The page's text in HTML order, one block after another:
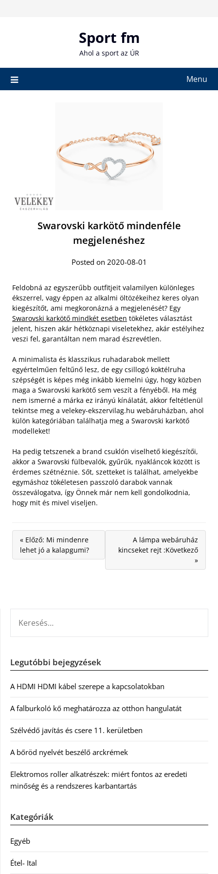
Sport fm
Ahol a sport az ÚR
Menu
Swarovski karkötő mindenféle
megjelenéshez
Posted on 2020-08-01
Feldobná az egyszerűbb outfitjeit valamilyen különleges
ékszerrel, vagy éppen az alkalmi öltözékeihez keres olyan
kiegészítőt, ami megkoronázná a megjelenését? Egy
Swarovski karkötő mindkét esetben tökéletes választást
jelent, hiszen akár hétköznapi viseletekhez, akár estélyihez
veszi fel, garantáltan nem marad észrevétlen.
A minimalista és klasszikus ruhadarabok mellett
egyértelműen feltűnő lesz, de egy csillogó koktélruha
szépségét is képes még inkább kiemelni úgy, hogy közben
maga a Swarovski karkötő sem veszít a fényéből. Ha még
nem ismerné a márka ez irányú kínálatát, akkor feltétlenül
tekintse meg a velekey-ekszervilag.hu webáruházban, ahol
külön kategóriában találhatja meg a Swarovski karkötő
modelleket!
Ha pedig tetszenek a brand csuklón viselhető kiegészítői,
akkor a Swarovski fülbevalók, gyűrűk, nyakláncok között is
érdemes szétnéznie. Sőt, szetteket is találhat, amelyekbe
egymáshoz tökéletesen passzoló darabok vannak
összeválogatva, így Önnek már nem kell gondolkodnia,
hogy mit és mivel viseljen.
« Előző: Mi mindenre
lehet jó a kalapgumi?
A lámpa webáruház
kincseket rejt :Következő
»
Legutóbbi bejegyzések
A HDMI HDMI kábel szerepe a kapcsolatokban
A falburkoló kő meghatározza az otthon hangulatát
Szélvédő javítás és csere 11. kerületben
A bőröd nyelvét beszélő arckrémek
Elektromos roller alkatrészek: miért fontos az eredeti
minőség és a rendszeres karbantartás
Kategóriák
Egyéb
Étel- Ital